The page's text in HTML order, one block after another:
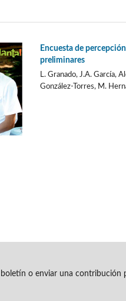
Encuesta de
preliminares
L. Granado, J.A. García,
González-Torres, M.
boletín o enviar una contribución